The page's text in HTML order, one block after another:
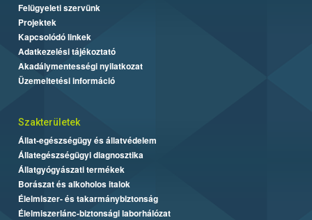
Felügyeleti szervünk
Projektek
Kapcsolódó linkek
Adatkezelési tájékoztató
Akadálymentességi nyilatkozat
Üzemeltetési információ
Szakterületek
Állat-egészségügy és állatvédelem
Állategészségügyi diagnosztika
Állatgyógyászati termékek
Borászat és alkoholos italok
Élelmiszer- és takarmánybiztonság
Élelmiszerlánc-biztonsági laborhálózat